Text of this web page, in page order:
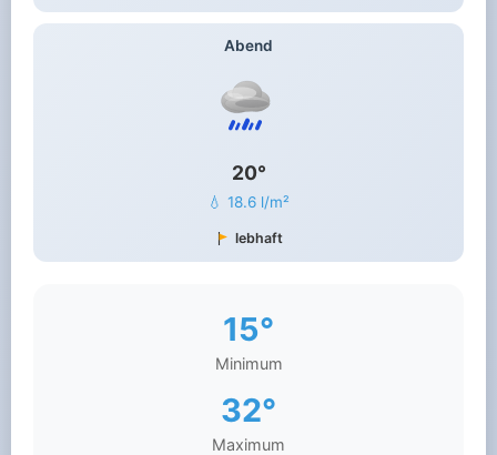
Abend
20°
💧 18.6 l/m²
lebhaft
15°
Minimum
32°
Maximum